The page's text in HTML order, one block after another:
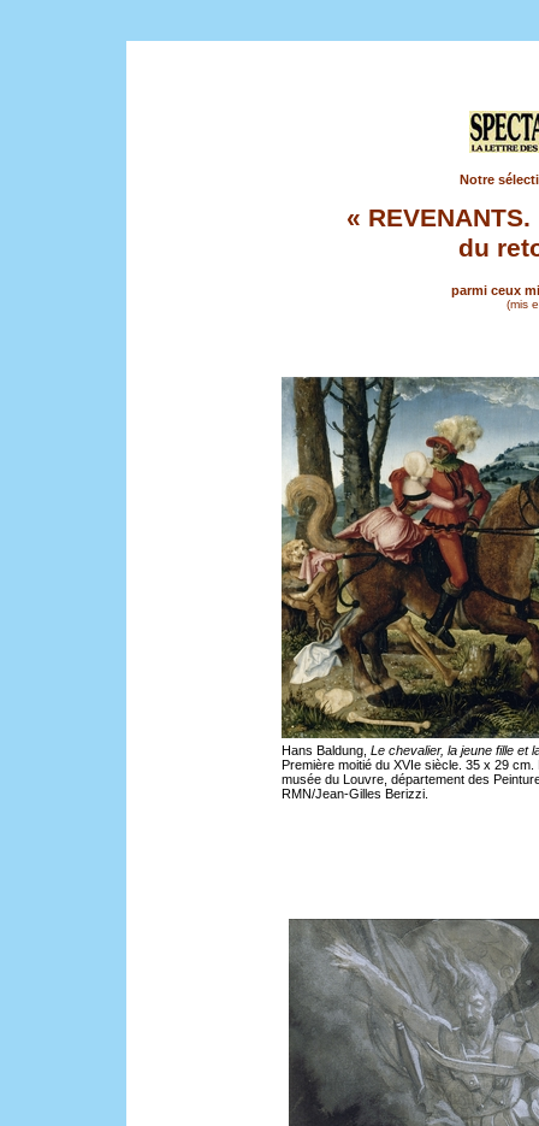
Notre
«
du
parmi ceux
(mis
Hans Baldung, Le chevalier, la jeune fille et
Première moitié du XVIe siècle. 35 x 29 cm.
musée du Louvre, département des
RMN/Jean-Gilles Berizzi.